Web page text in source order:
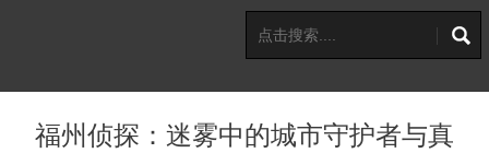
福州侦探：迷雾中的城市守护者与真